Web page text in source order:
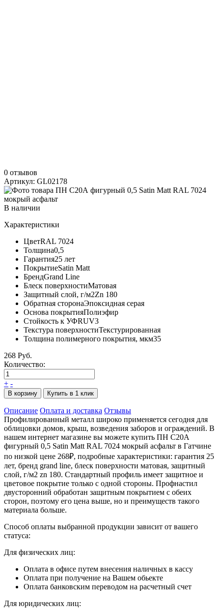
0 отзывов
Артикул: GL02178
В наличии
Характеристики
ЦветRAL 7024
Толщина0,5
Гарантия25 лет
ПокрытиеSatin Matt
БрендGrand Line
Блеск поверхностиМатовая
Защитный слой, г/м2Zn 180
Обратная сторонаЭпоксидная серая
Основа покрытияПолиэфир
Стойкость к УФRUV3
Текстура поверхностиТекстурированная
Толщина полимерного покрытия, мкм35
268 Руб.
Количество:
+ -
В корзину Купить в 1 клик
Описание Оплата и доставка Отзывы
Профилированный металл широко применяется сегодня для
облицовки домов, крыш, возведения заборов и ограждений. В
нашем интернет магазине вы можете купить ПН С20А
фигурный 0,5 Satin Matt RAL 7024 мокрый асфальт в Гатчине
по низкой цене 268₽, подробные характеристики: гарантия 25
лет, бренд grand line, блеск поверхности матовая, защитный
слой, г/м2 zn 180. Стандартный профиль имеет защитное и
цветовое покрытие только с одной стороны. Профнастил
двусторонний обработан защитным покрытием с обеих
сторон, поэтому его цена выше, но и преимуществ такого
материала больше.
Способ оплаты выбранной продукции зависит от вашего
статуса:
Для физических лиц:
Оплата в офисе путем внесения наличных в кассу
Оплата при получение на Вашем обьекте
Оплата банковским переводом на расчетный счет
Для юридических лиц: